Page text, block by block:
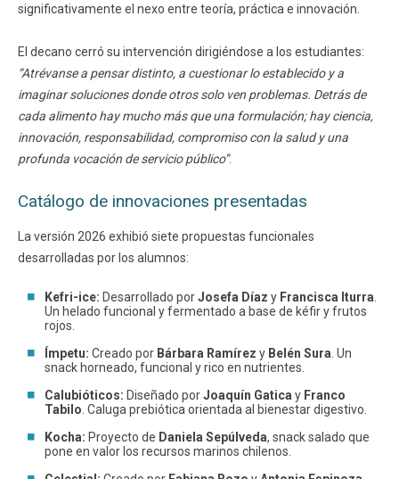
significativamente el nexo entre teoría, práctica e innovación.
El decano cerró su intervención dirigiéndose a los estudiantes:
“Atrévanse a pensar distinto, a cuestionar lo establecido y a
imaginar soluciones donde otros solo ven problemas. Detrás de
cada alimento hay mucho más que una formulación; hay ciencia,
innovación, responsabilidad, compromiso con la salud y una
profunda vocación de servicio público”.
Catálogo de innovaciones presentadas
La versión 2026 exhibió siete propuestas funcionales
desarrolladas por los alumnos:
Kefri-ice: Desarrollado porJosefa Díaz y Francisca Iturra
Un helado funcional y fermentado a base de kéfir y frutos
rojos.
Ímpetu: Creado por Bárbara Ramírez y Belén Sura . Un
snack horneado, funcional y rico en nutrientes.
Calubióticos: Diseñado porJoaquín Gatica y Franco
Tabilo . Caluga prebiótica orientada al bienestar digestivo.
Kocha: Proyecto de Daniela Sepúlveda, snack salado que
pone en valor los recursos marinos chilenos.